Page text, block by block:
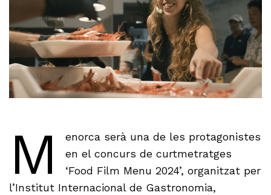
M
enorca serà una de les protagonistes
en el concurs de curtmetratges
‘Food Film Menu 2024’, organitzat per
l’Institut Internacional de Gastronomia,